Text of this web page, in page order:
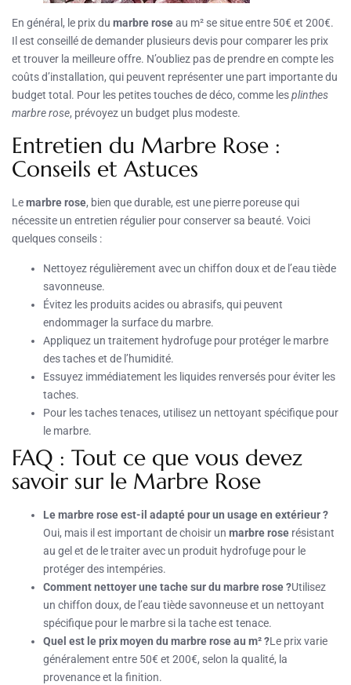
En général, le prix du marbre roseau m² se situe entre 50€ et 200€.
Il est conseillé de demander plusieurs devis pour comparer les prix
et trouver la meilleure offre. N’oubliez pas de prendre en compte les
coûts d’installation, qui peuvent représenter une part importante du
budget total. Pour les petites touches de déco, comme lesplinthes
marbre rose, prévoyez un budget plus modeste.
Entretien du Marbre Rose :
Conseils et Astuces
Lemarbre rose, bien que durable, est une pierre poreuse qui
nécessite un entretien régulier pour conserver sa beauté. Voici
quelques conseils :
Nettoyez régulièrement avec un chiffon doux et de l’eau tiède
savonneuse.
Évitez les produits acides ou abrasifs, qui peuvent
endommager la surface du marbre.
Appliquez un traitement hydrofuge pour protéger le marbre
des taches et de l’humidité.
Essuyez immédiatement les liquides renversés pour éviter les
taches.
Pour les taches tenaces, utilisez un nettoyant spécifique pour
le marbre.
FAQ : Tout ce que vous devez
savoir sur le Marbre Rose
Le marbre rose est-il adapté pour un usage en extérieur ?
Oui, mais il est important de choisir un marbre rose résistant
au gel et de le traiter avec un produit hydrofuge pour le
protéger des intempéries.
Comment nettoyer une tache sur du marbre rose ?Utilisez
un chiffon doux, de l’eau tiède savonneuse et un nettoyant
spécifique pour le marbre si la tache est tenace.
Quel est le prix moyen du marbre rose au m² ?Le prix varie
généralement entre 50€ et 200€, selon la qualité, la
provenance et la finition.